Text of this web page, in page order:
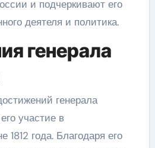
и подчеркивают его
деятеля и политика.
генерала
генерала
участие в
1812 года. Благодаря его